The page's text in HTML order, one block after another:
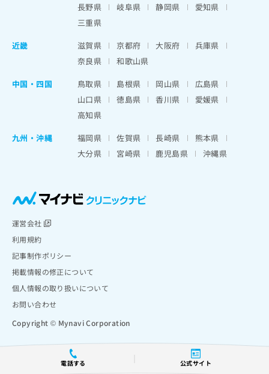
電話する 公式サイト
長野県
岐阜県 静岡県
愛知県
三重県
近畿
滋賀県 京都府 大阪府
兵庫県
奈良県
和歌山県
中国・四国
鳥取県 島根県 岡山県
広島県
山口県
徳島県 香川県
愛媛県
高知県
九州・沖縄
福岡県 佐賀県 長崎県
熊本県
大分県
宮崎県 鹿児島県 沖縄県
運営会社
利用規約
記事制作ポリシー
掲載情報の修正について
個人情報の取り扱いについて
お問い合わせ
Copyright © Mynavi Corporation